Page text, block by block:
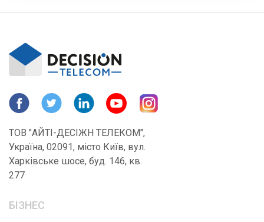
ТОВ "АЙТІ-ДЕСІЖН ТЕЛЕКОМ",
Україна, 02091, місто Київ, вул.
Харківське шосе, буд. 146, кв.
277
БІЗНЕС